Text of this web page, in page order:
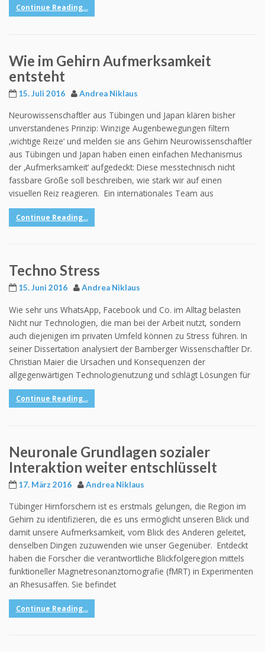
Continue Reading...
Wie im Gehirn Aufmerksamkeit
entsteht
15. Juli 2016 Andrea Niklaus
Neurowissenschaftler aus Tübingen und Japan klären bisher
unverstandenes Prinzip: Winzige Augenbewegungen filtern
‚wichtige Reize‘ und melden sie ans Gehirn Neurowissenschaftler
aus Tübingen und Japan haben einen einfachen Mechanismus
der ‚Aufmerksamkeit‘ aufgedeckt: Diese messtechnisch nicht
fassbare Größe soll beschreiben, wie stark wir auf einen
visuellen Reiz reagieren. Ein internationales Team aus
Continue Reading...
Techno Stress
15. Juni 2016 Andrea Niklaus
Wie sehr uns WhatsApp, Facebook und Co. im Alltag belasten
Nicht nur Technologien, die man bei der Arbeit nutzt, sondern
auch diejenigen im privaten Umfeld können zu Stress führen. In
seiner Dissertation analysiert der Bamberger Wissenschaftler Dr.
Christian Maier die Ursachen und Konsequenzen der
allgegenwärtigen Technologienutzung und schlägt Lösungen für
Continue Reading...
Neuronale Grundlagen sozialer
Interaktion weiter entschlüsselt
17. März 2016 Andrea Niklaus
Tübinger Hirnforschern ist es erstmals gelungen, die Region im
Gehirn zu identifizieren, die es uns ermöglicht unseren Blick und
damit unsere Aufmerksamkeit, vom Blick des Anderen geleitet,
denselben Dingen zuzuwenden wie unser Gegenüber. Entdeckt
haben die Forscher die verantwortliche Blickfolgeregion mittels
funktioneller Magnetresonanztomografie (fMRT) in Experimenten
an Rhesusaffen. Sie befindet
Continue Reading...